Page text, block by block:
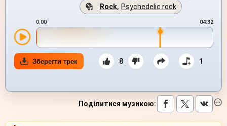
Rock, Psychedelic rock
0:00 04:32
Зберегти трек 8 1
Поділитися музикою: